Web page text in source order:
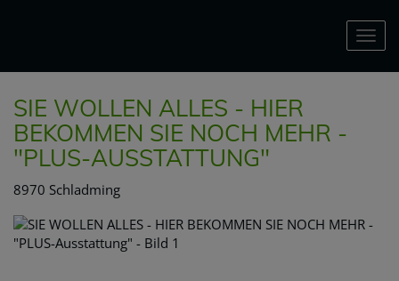
SIE WOLLEN ALLES - HIER
BEKOMMEN SIE NOCH MEHR -
"PLUS-AUSSTATTUNG"
8970 Schladming